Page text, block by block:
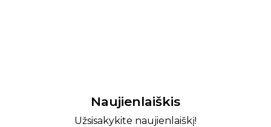
Naujienlaiškis
Užsisakykite naujienlaiškį!